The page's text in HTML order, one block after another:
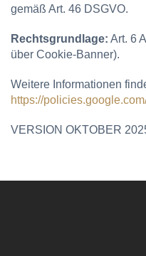
gemäß Art. 46 DSGVO.
Rechtsgrundlage: Art. 6
über Cookie-Banner).
Weitere Informationen
https://
VERSION OKTOBER